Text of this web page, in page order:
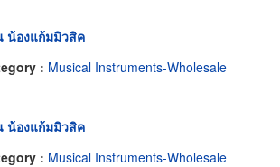
น้องแก้มมิวสิค
: Musical Instruments-Wholesale
น้องแก้มมิวสิค
: Musical Instruments-Wholesale